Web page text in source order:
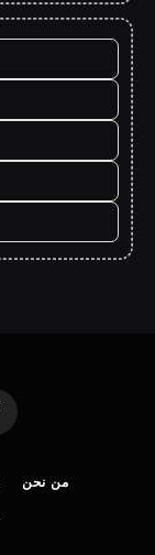
من نحن